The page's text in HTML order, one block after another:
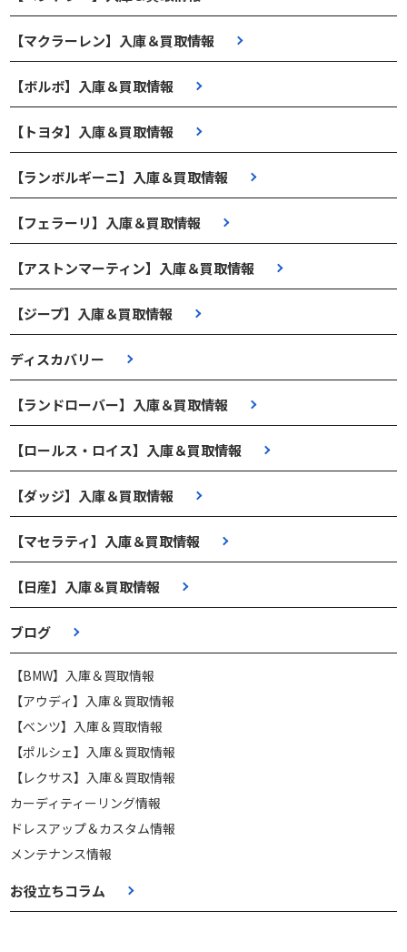
【マクラーレン】入庫＆買取情報
【ボルボ】入庫＆買取情報
【トヨタ】入庫＆買取情報
【ランボルギーニ】入庫＆買取情報
【フェラーリ】入庫＆買取情報
【アストンマーティン】入庫＆買取情報
【ジープ】入庫＆買取情報
ディスカバリー
【ランドローバー】入庫＆買取情報
【ロールス・ロイス】入庫＆買取情報
【ダッジ】入庫＆買取情報
【マセラティ】入庫＆買取情報
【日産】入庫＆買取情報
ブログ
【BMW】入庫＆買取情報
【アウディ】入庫＆買取情報
【ベンツ】入庫＆買取情報
【ポルシェ】入庫＆買取情報
【レクサス】入庫＆買取情報
カーディティーリング情報
ドレスアップ＆カスタム情報
メンテナンス情報
お役立ちコラム